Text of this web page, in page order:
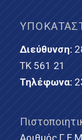
Διεύθυνση:
ΤΚ 561 21
Τηλέφωνα: